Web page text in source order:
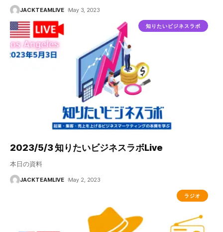
JACKTEAMLIVE May 3, 2023
知りたいビジネスラボ
2023/5/3 知りたいビジネスラボLive
本日の資料
JACKTEAMLIVE May 2, 2023
ラジオ